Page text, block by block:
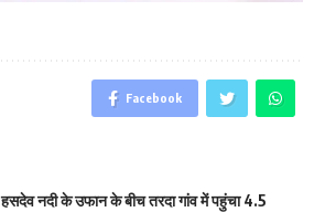
Facebook
हसदेव नदी के उफान के बीच तरदा गांव में पहुंचा 4.5